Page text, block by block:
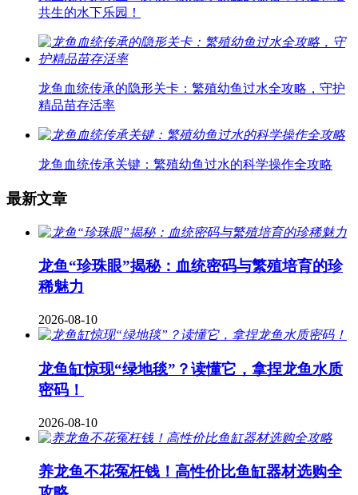
共生的水下乐园！
龙鱼血统传承的隐形关卡：繁殖幼鱼过水全攻略，守护
精品苗存活率
龙鱼血统传承关键：繁殖幼鱼过水的科学操作全攻略
最新文章
龙鱼“珍珠眼”揭秘：血统密码与繁殖培育的珍
稀魅力
2026-08-10
龙鱼缸惊现“绿地毯”？读懂它，拿捏龙鱼水质
密码！
2026-08-10
养龙鱼不花冤枉钱！高性价比鱼缸器材选购全